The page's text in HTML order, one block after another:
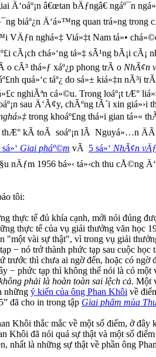
Ä‘oáº¡n â€œtan bÄƒngâ€ ngáº¯n
biáº¿n Ä‘á»™ng quan trá»ng
VÄƒn nghá»‡ Viá»‡t Nam tá»•
cÃ¡ch chá»‘ng tá»‡ sÃ¹ng bÃ¡i cÃ¡
o cÃ³ thá»ƒ xáº¿p phong trÃ o NhÃ¢n
quá»‘c táº¿ do sá»± kiá»‡n nÃ³i
nghiÃªn cá»©u. Trong loáº¡t tÆ°
sau Ä‘Ã¢y, chÃºng tÃ´i xin
trong khoáº£ng thá»i gian tá»«
thÆ° kÃ­ toÃ soáº¡n lÃ Nguyá»…n
Giai pháº©m vÃ 5 sá»‘ NhÃ¢n
nÄƒm 1956 bá»‹ tá»‹ch thu cÅ©ng
tôi:
thực tế đủ khía cạnh, mới nói đúng
thực tế của vụ giải thưởng văn học
"một vài sự thật", vì trong vụ giải
− nó trở thành phức tạp sau cuộc học
trước thì chưa ai ngờ đến, hoặc có ngờ
− phức tạp thì không thể nói là có một
phải là hoàn toàn sai lệch cả. Một
những ý kiến của ông Phan Khôi về
đã cho in trong tập Giai phẩm mùa
Khôi thắc mắc về một số điểm, ở đây
Khôi đã nói quá sự thật và một số
nhất là những sự thật về phần ông